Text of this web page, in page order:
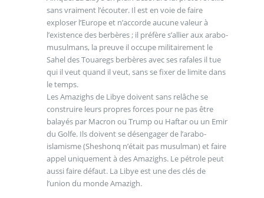
sans vraiment l’écouter. Il est en voie de faire
exploser l’Europe et n’accorde aucune valeur à
l’existence des berbères ; il préfère s’allier aux arabo-
musulmans, la preuve il occupe militairement le
Sahel des Touaregs berbères avec ses rafales il tue
qui il veut quand il veut, sans se fixer de limite dans
le temps.
Les Amazighs de Libye doivent sans relâche se
construire leurs propres forces pour ne pas être
balayés par Macron ou Trump ou Haftar ou un Emir
du Golfe. Ils doivent se désengager de l’arabo-
islamisme (Sheshonq n’était pas musulman) et faire
appel uniquement à des Amazighs. Le pétrole peut
aussi faire défaut. La Libye est une des clés de
l’union du monde Amazigh.